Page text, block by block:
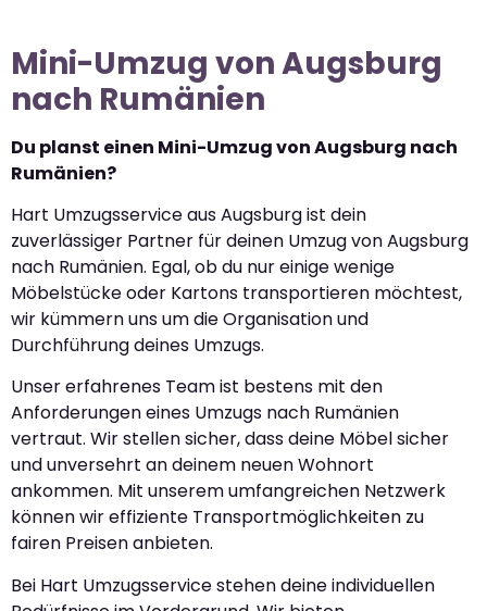
Mini-Umzug von Augsburg
nach Rumänien
Du planst einen Mini-Umzug von Augsburg nach
Rumänien?
Hart Umzugsservice aus Augsburg ist dein
zuverlässiger Partner für deinen Umzug von Augsburg
nach Rumänien. Egal, ob du nur einige wenige
Möbelstücke oder Kartons transportieren möchtest,
wir kümmern uns um die Organisation und
Durchführung deines Umzugs.
Unser erfahrenes Team ist bestens mit den
Anforderungen eines Umzugs nach Rumänien
vertraut. Wir stellen sicher, dass deine Möbel sicher
und unversehrt an deinem neuen Wohnort
ankommen. Mit unserem umfangreichen Netzwerk
können wir effiziente Transportmöglichkeiten zu
fairen Preisen anbieten.
Bei Hart Umzugsservice stehen deine individuellen